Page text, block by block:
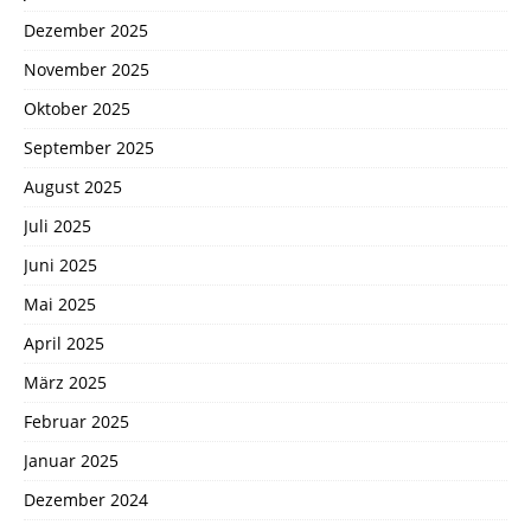
Dezember 2025
November 2025
Oktober 2025
September 2025
August 2025
Juli 2025
Juni 2025
Mai 2025
April 2025
März 2025
Februar 2025
Januar 2025
Dezember 2024